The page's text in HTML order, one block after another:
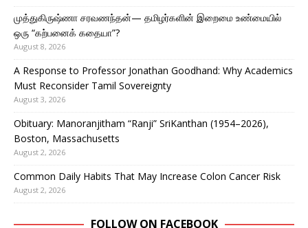
முத்துகிருஷ்ணா சரவணந்தன்— தமிழர்களின் இறைமை உண்மையில்
ஒரு “கற்பனைக் கதையா”?
August 8, 2026
A Response to Professor Jonathan Goodhand: Why Academics
Must Reconsider Tamil Sovereignty
August 3, 2026
Obituary: Manoranjitham “Ranji” SriKanthan (1954–2026),
Boston, Massachusetts
August 2, 2026
Common Daily Habits That May Increase Colon Cancer Risk
August 2, 2026
FOLLOW ON FACEBOOK